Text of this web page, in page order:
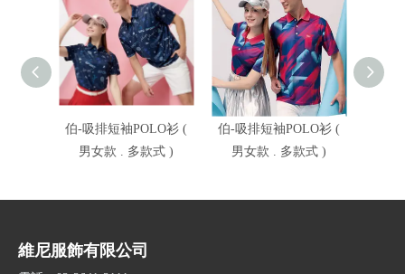
伯-吸排短袖POLO衫 (
男女款 . 多款式 )
伯-吸排短袖POLO衫 (
男女款 . 多款式 )
維尼服飾有限公司